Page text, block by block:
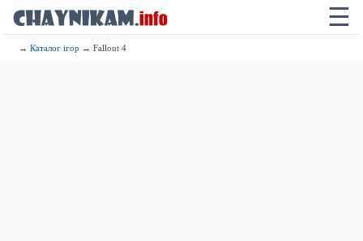
☰
→Каталог ігор → Fallout 4